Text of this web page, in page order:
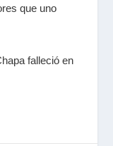
que uno
falleció en